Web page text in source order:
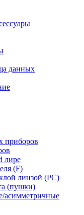
данных
приборов
лире
(F)
линзой (PC)
(пушки)
асимметричные